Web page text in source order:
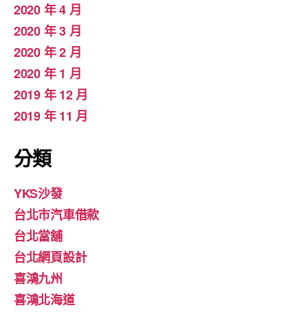
2020 年 4 月
2020 年 3 月
2020 年 2 月
2020 年 1 月
2019 年 12 月
2019 年 11 月
分類
YKS沙發
台北市汽車借款
台北當舖
台北網頁設計
喜鴻九州
喜鴻北海道